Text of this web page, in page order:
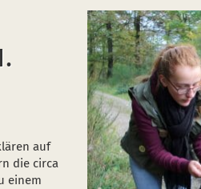
auf
die circa
einem